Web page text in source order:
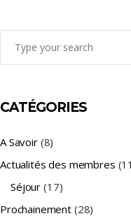
CATÉGORIES
A Savoir(8)
Actualités des membres
Séjour (17)
Prochainement (28)